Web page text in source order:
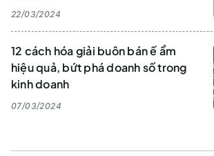
22/03/2024
12 cách hóa giải buôn bán ế ẩm
hiệu quả, bứt phá doanh số trong
kinh doanh
07/03/2024